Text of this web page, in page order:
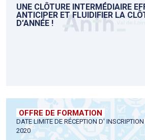
UNE CLÔTURE INTERMÉDIAIRE
ANTICIPER ET FLUIDIFIER LA
D’ANNÉE !
OFFRE DE FORMATION
DATE LIMITE DE RÉCEPTION D'
2020